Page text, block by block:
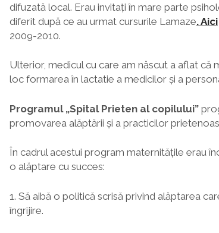
difuzată local. Erau invitați în mare parte
diferit după ce au urmat cursurile Lamaze. Aici
2009-2010.
Ulterior, medicul cu care am născut a aflat
loc formarea în lactatie a medicilor și a
Programul „Spital Prieten al copilului”
promovarea alăptării și a practicilor
În cadrul acestui program maternitățile erau
o alăptare cu succes:
1. Să aibă o politică scrisă privind alăptarea
îngrijire.